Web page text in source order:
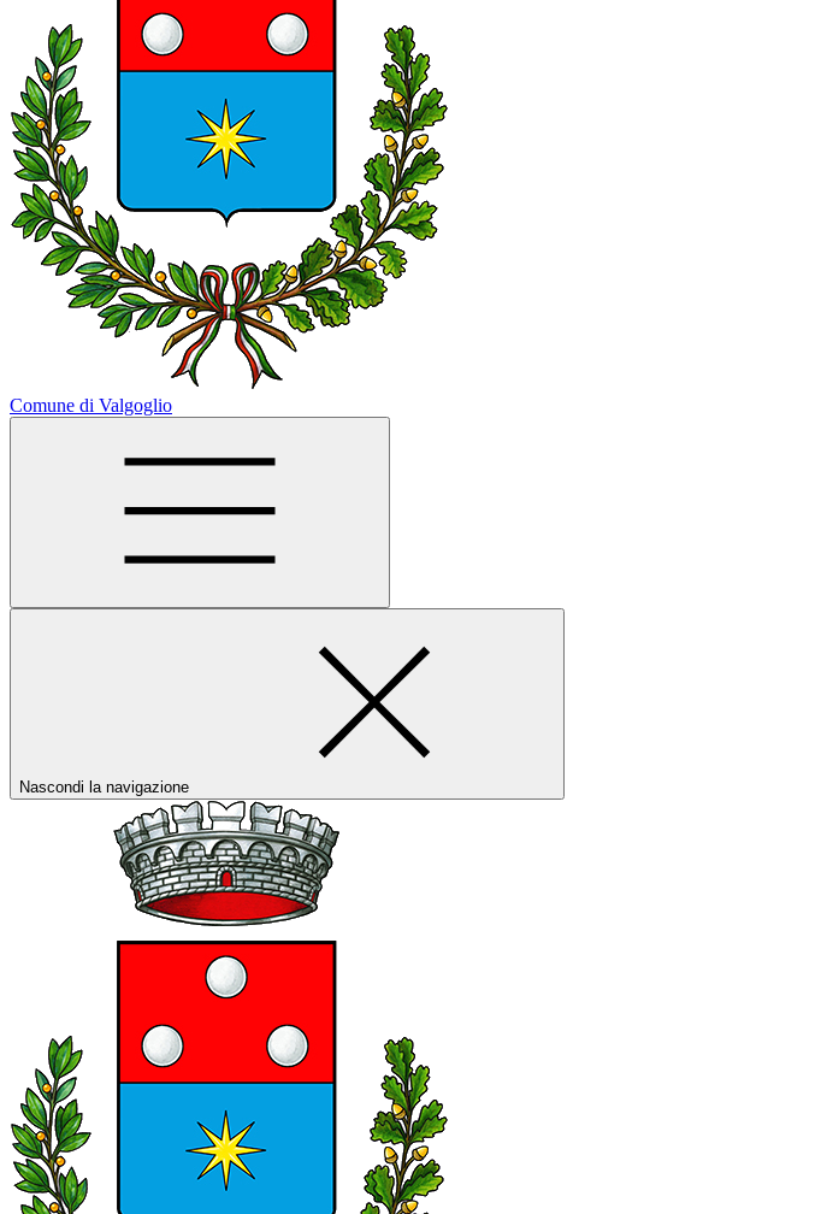
Comune di Valgoglio
Nascondi la navigazione